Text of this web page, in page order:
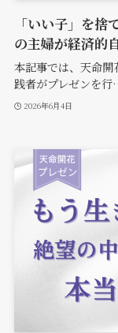
「いい子」を
の主婦が経済的
本記事では、天命開
践者がプレゼンを
2026年6月4日